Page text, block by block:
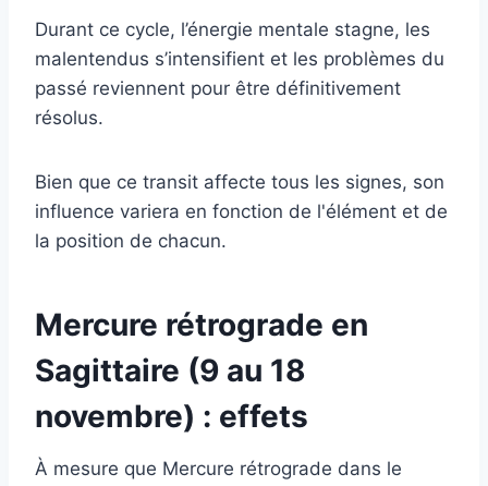
Durant ce cycle, l’énergie mentale stagne, les
malentendus s’intensifient et les problèmes du
passé reviennent pour être définitivement
résolus.
Bien que ce transit affecte tous les signes, son
influence variera en fonction de l'élément et de
la position de chacun.
Mercure rétrograde en
Sagittaire (9 au 18
novembre) : effets
À mesure que Mercure rétrograde dans le